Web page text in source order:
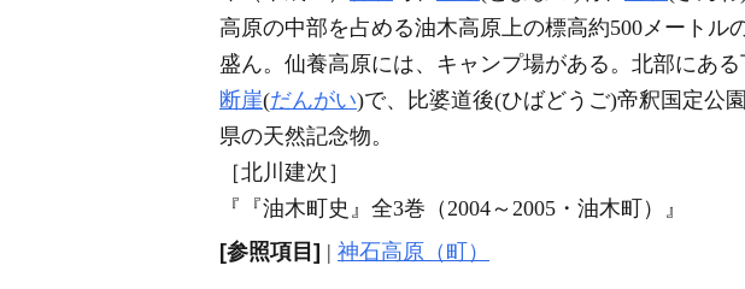
高原の中部を占める油木高原上の標高約500メートル
盛ん。仙養高原には、キャンプ場がある。北部にあ
断崖(だんがい)で、比婆道後(ひばどうご)帝釈国定公
県の天然記念物。
［北川建次］
『『油木町史』全3巻（2004～2005・油木町）』
[参照項目] | 神石高原（町）